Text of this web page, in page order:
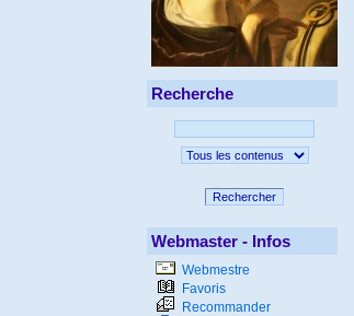
Recherche
Rechercher
Webmaster - Infos
Webmestre
Favoris
Recommander